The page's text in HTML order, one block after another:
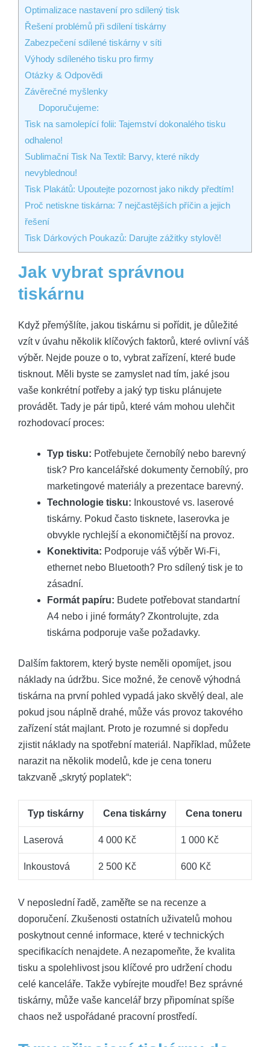
Optimalizace nastavení pro sdílený tisk
Řešení problémů při sdílení tiskárny
Zabezpečení sdílené tiskárny v síti
Výhody sdíleného tisku pro firmy
Otázky & Odpovědi
Závěrečné myšlenky
Doporučujeme:
Tisk na samolepící folii: Tajemství dokonalého tisku
odhaleno!
Sublimační Tisk Na Textil: Barvy, které nikdy
nevyblednou!
Tisk Plakátů: Upoutejte pozornost jako nikdy předtím!
Proč netiskne tiskárna: 7 nejčastějších příčin a jejich
řešení
Tisk Dárkových Poukazů: Darujte zážitky stylově!
Jak vybrat správnou
tiskárnu
Když přemýšlíte, jakou tiskárnu si pořídit, je důležité
vzít v úvahu několik klíčových faktorů, které ovlivní váš
výběr. Nejde pouze o to, vybrat zařízení, které bude
tisknout. Měli byste se zamyslet nad tím, jaké jsou
vaše konkrétní potřeby a jaký typ tisku plánujete
provádět. Tady je pár tipů, které vám mohou ulehčit
rozhodovací proces:
Typ tisku: Potřebujete černobílý nebo barevný
tisk? Pro kancelářské dokumenty černobílý, pro
marketingové materiály a prezentace barevný.
Technologie tisku: Inkoustové vs. laserové
tiskárny. Pokud často tisknete, laserovka je
obvykle rychlejší a ekonomičtější na provoz.
Konektivita: Podporuje váš výběr Wi-Fi,
ethernet nebo Bluetooth? Pro sdílený tisk je to
zásadní.
Formát papíru: Budete potřebovat standartní
A4 nebo i jiné formáty? Zkontrolujte, zda
tiskárna podporuje vaše požadavky.
Dalším faktorem, který byste neměli opomíjet, jsou
náklady na údržbu. Sice možné, že cenově výhodná
tiskárna na první pohled vypadá jako skvělý deal, ale
pokud jsou náplně drahé, může vás provoz takového
zařízení stát majlant. Proto je rozumné si dopředu
zjistit náklady na spotřební materiál. Například, můžete
narazit na několik modelů, kde je cena toneru
takzvaně „skrytý poplatek“:
Typ tiskárny Cena tiskárny Cena toneru
Laserová 4 000 Kč 1 000 Kč
Inkoustová 2 500 Kč 600 Kč
V neposlední řadě, zaměřte se na recenze a
doporučení. Zkušenosti ostatních uživatelů mohou
poskytnout cenné informace, které v technických
specifikacích nenajdete. A nezapomeňte, že kvalita
tisku a spolehlivost jsou klíčové pro udržení chodu
celé kanceláře. Takže vybírejte moudře! Bez správné
tiskárny, může vaše kancelář brzy připomínat spíše
chaos než uspořádané pracovní prostředí.